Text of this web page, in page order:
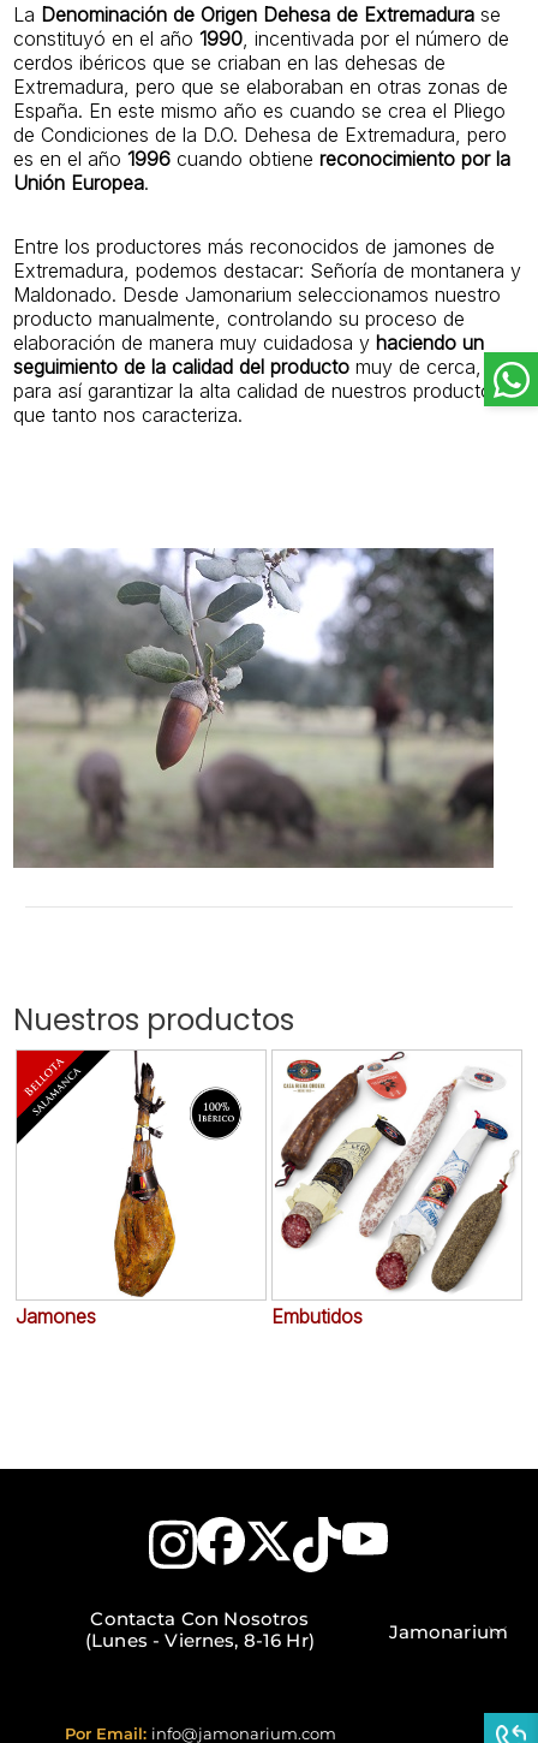
La Denominación de Origen Dehesa de Extremadura se
constituyó en el año 1990 , incentivada por el número de
cerdos ibéricos que se criaban en las dehesas de
Extremadura, pero que se elaboraban en otras zonas de
España. En este mismo año es cuando se crea el Pliego
de Condiciones de la D.O. Dehesa de Extremadura, pero
es en el año 1996 cuando obtiene reconocimiento por la
Unión Europea.
Entre los productores más reconocidos de jamones de
Extremadura, podemos destacar: Señoría de montanera y
Maldonado. Desde Jamonarium seleccionamos nuestro
producto manualmente, controlando su proceso de
elaboración de manera muy cuidadosa y haciendo un
seguimiento de la calidad del producto muy de cerca,
para así garantizar la alta calidad de nuestros productos
que tanto nos caracteriza.
Nuestros productos
Jamones Embutidos


Contacta Con Nosotros
(Lunes - Viernes, 8-16 Hr)
Por Email: info@jamonarium.com
Jamonarium